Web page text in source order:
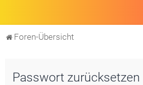
Foren-Übersicht
Passwort zurücksetzen